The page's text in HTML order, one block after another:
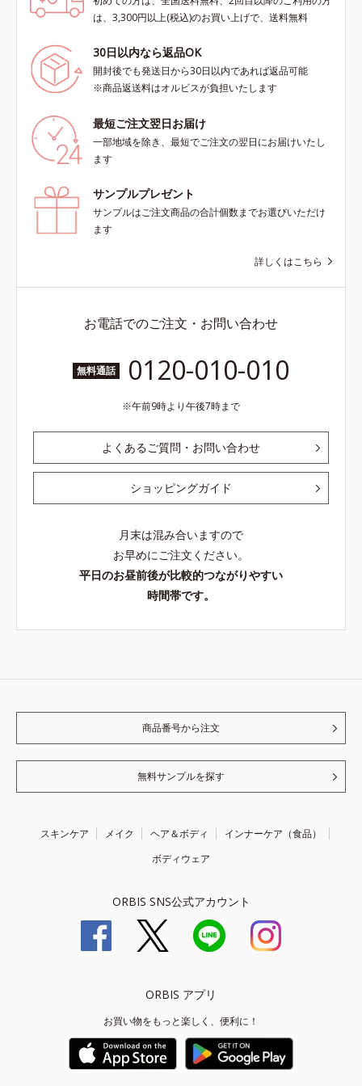
は、3,300円以上(税込)のお買い上げで、送料無料
30日以内なら返品OK
開封後でも発送日から30日以内であれば返品可能
※商品返送料はオルビスが負担いたします
最短ご注文翌日お届け
一部地域を除き、最短でご注文の翌日にお届けいたし
ます
サンプルプレゼント
サンプルはご注文商品の合計個数までお選びいただけ
ます
詳しくはこちら
お電話でのご注文・お問い合わせ
無料通話 0120-010-010
午前9時より午後7時まで
よくあるご質問・お問い合わせ
ショッピングガイド
月末は混み合いますので
お早めにご注文ください。
平日のお昼前後が比較的つながりやすい
時間帯です。
商品番号から注文
無料サンプルを探す
スキンケア メイク ヘア＆ボディ
インナーケア（食品）
ボディウェア
ORBIS SNS公式アカウント
ORBIS アプリ
お買い物をもっと楽しく、便利に！